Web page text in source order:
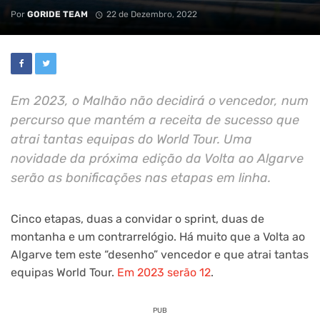
Por GORIDE TEAM 22 de Dezembro, 2022
Em 2023, o Malhão não decidirá o vencedor, num
percurso que mantém a receita de sucesso que
atrai tantas equipas do World Tour. Uma
novidade da próxima edição da Volta ao Algarve
serão as bonificações nas etapas em linha.
Cinco etapas, duas a convidar o sprint, duas de
montanha e um contrarrelógio. Há muito que a Volta ao
Algarve tem este “desenho” vencedor e que atrai tantas
equipas World Tour. Em 2023 serão 12.
PUB